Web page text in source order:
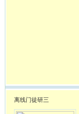
离线门徒研三